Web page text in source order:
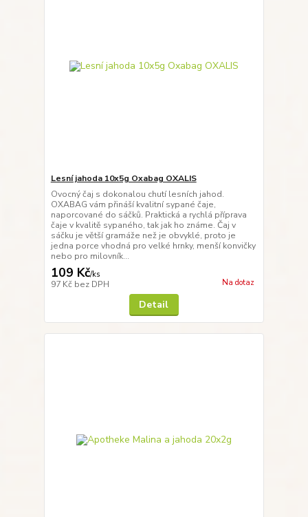
Lesní jahoda 10x5g Oxabag OXALIS
Ovocný čaj s dokonalou chutí lesních jahod.
OXABAG vám přináší kvalitní sypané čaje,
naporcované do sáčků. Praktická a rychlá příprava
čaje v kvalitě sypaného, tak jak ho známe. Čaj v
sáčku je větší gramáže než je obvyklé, proto je
jedna porce vhodná pro velké hrnky, menší konvičky
nebo pro milovník...
109 Kč/ks
97 Kč bez DPH Na dotaz
Detail